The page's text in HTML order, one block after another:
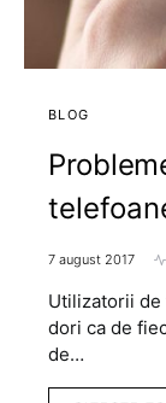
BLOG
7 august 2017
Utilizatorii
dori ca de
de…